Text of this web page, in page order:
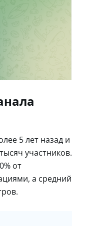
5 лет назад и
участников.
от
а средний